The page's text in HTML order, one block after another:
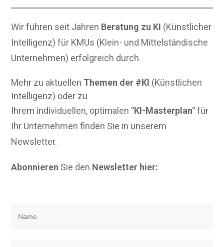
Wir führen seit Jahren Beratung zu KI (Künstlicher
Intelligenz) für KMUs (Klein- und Mittelständische
Unternehmen) erfolgreich durch.
Mehr zu aktuellen Themen der #KI (Künstlichen
Intelligenz) oder zu
Ihrem individuellen, optimalen "KI-Masterplan"für
Ihr Unternehmen finden Sie in unserem
Newsletter.
Abonnieren Sie den Newsletter hier: